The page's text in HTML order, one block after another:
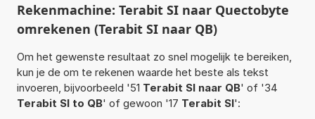
Rekenmachine: Terabit SI naar Quectobyte
omrekenen (Terabit SI naar QB)
Om het gewenste resultaat zo snel mogelijk te bereiken,
kun je de om te rekenen waarde het beste als tekst
invoeren, bijvoorbeeld '51 Terabit SI naar QB' of '34
Terabit SI to QB' of gewoon '17 Terabit SI':